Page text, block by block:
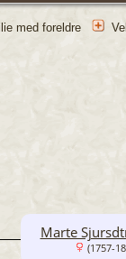
med foreldre
Marte
(1757-